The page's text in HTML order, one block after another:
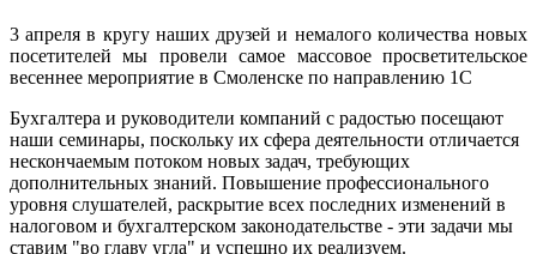
3 апреля в кругу наших друзей и немалого количества новых
посетителей мы провели самое массовое просветительское
весеннее мероприятие в Смоленске по направлению 1С
Бухгалтера и руководители компаний с радостью посещают
наши семинары, поскольку их сфера деятельности отличается
нескончаемым потоком новых задач, требующих
дополнительных знаний. Повышение профессионального
уровня слушателей, раскрытие всех последних изменений в
налоговом и бухгалтерском законодательстве - эти задачи мы
ставим "во главу угла" и успешно их реализуем.